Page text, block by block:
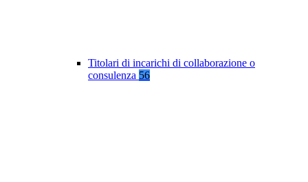
Titolari di incarichi di collaborazione o
consulenza 56